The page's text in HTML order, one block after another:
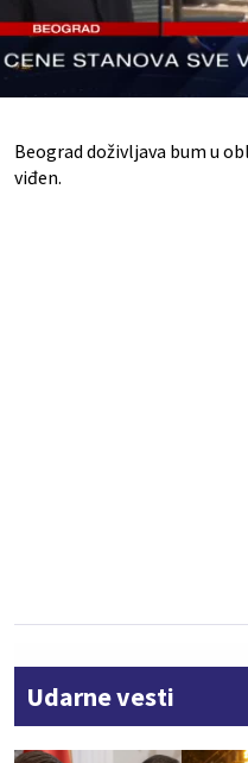
Beograd doživljava bum u
viđen.
Udarne vesti